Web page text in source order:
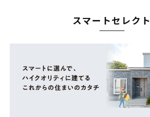
スマートセレクト